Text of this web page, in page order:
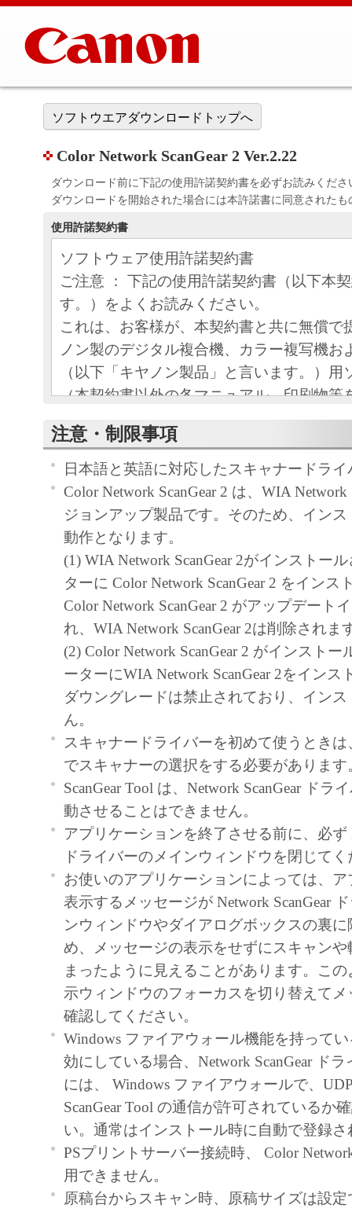
ソフトウエアダウンロードトップへ
Color Network ScanGear 2 Ver.2.22
ダウンロード前に下記の使用許諾契約書を必ずお読みくださ
ダウンロードを開始された場合には本許諾書に同意された
使用許諾契約書
ソフトウェア使用許諾契約書
ご注意 ： 下記の使用許諾契約書（以下本
す。）をよくお読みください。
これは、お客様が、本契約書と共に無償で
ノン製のデジタル複合機、カラー複写機お
（以下「キヤノン製品」と言います。）用
（本契約書以外の各マニュアル、印刷物等
以下「本ソフトウェア」と言います。）を
めの、お客様とキヤノン株式会社（以下キ
す。）との間の契約書です。
お客様は、『同意』を示す下記のボタンを
点、または「本ソフトウェア」のインスト
をもって、本契約書に同意したことになり
お客様が本契約書に同意できない場合、「
ア」を使用することはできません。
１．許諾
(1) キヤノンは、お客様が「キヤノン製品
のために、「キヤノン製品」に直接または
通じ接続される複数のコンピューター（以
と言います。）において、「本ソフトウェ
契約書においては、「本ソフトウェア」を
の記憶媒体上にインストールすること、ま
ターにおいて表示すること、アクセスする
実行することのいずれも含むものとします
非独占的権利をお客様に対して許諾します
た「指定機器」にネットワークを通じて接
ューター上で、かかるコンピューターの使
「本ソフトウェア」を使用させることがで
るコンピューターの使用者に本契約書上の
を遵守させるとともに、その履行に関し全
を条件とします。
(2) お客様は、上記(1)に基づいて「本ソフ
するためのバックアップとして、「本ソフ
部、複製することができます。
(3) 上記(1)および(2)に定める場合を除き、
ヤノンのライセンサーのいかなる知的財産
と黙示たるとを問わず、本契約書によって
るいは許諾されるものではありません。
２．制限
(1) お客様は、再使用許諾、譲渡、販売、
くは貸与その他の方法により、第三者に「
ア」を使用させることはできません。
注意・制限事項
日本語と英語に対応したスキャナードラ
Color Network ScanGear 2 は、WIA Network
ジョンアップ製品です。そのため、イン
動作となります。
(1) WIA Network ScanGear 2がインストー
ターに Color Network ScanGear 2 をインス
Color Network ScanGear 2 がアップデート
れ、WIA Network ScanGear 2は削除されま
(2) Color Network ScanGear 2 がインスト
ーターにWIA Network ScanGear 2をインス
ダウングレードは禁止されており、イン
ん。
スキャナードライバーを初めて使うときは
でスキャナーの選択をする必要があります
ScanGear Tool は、Network ScanGear ドラ
動させることはできません。
アプリケーションを終了させる前に、必ず
ドライバーのメインウィンドウを閉じて
お使いのアプリケーションによっては、
表示するメッセージが Network ScanGear
ンウィンドウやダイアログボックスの裏
め、メッセージの表示をせずにスキャン
まったように見えることがあります。こ
示ウィンドウのフォーカスを切り替えて
確認してください。
Windows ファイアウォール機能を持って
効にしている場合、Network ScanGear ド
には、 Windows ファイアウォールで、
ScanGear Tool の通信が許可されているか
い。通常はインストール時に自動で登録さ
PSプリントサーバー接続時、 Color
用できません。
原稿台からスキャン時、原稿サイズは設